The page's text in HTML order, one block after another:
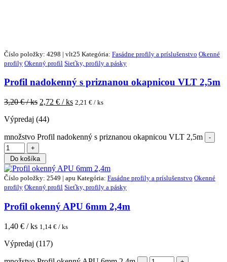
Číslo položky: 4298 | vlt25 Kategória: Fasádne profily a príslušenstvo Okenné
profily Okenný profil Sieťky, profily a pásky
Profil nadokenný s priznanou okapnicou VLT 2,5m
3,20€ / ks 2,72 € / ks 2,21 € / ks
Výpredaj (44)
množstvo Profil nadokenný s priznanou okapnicou VLT 2,5m
Do košíka
Číslo položky: 2549 | apu Kategória: Fasádne profily a príslušenstvo Okenné
profily Okenný profil Sieťky, profily a pásky
Profil okenný APU 6mm 2,4m
1,40 € / ks 1,14 € / ks
Výpredaj (117)